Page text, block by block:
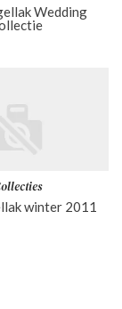
Wedding
winter 2011